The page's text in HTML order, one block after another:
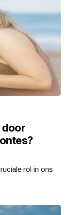
door
rol in ons